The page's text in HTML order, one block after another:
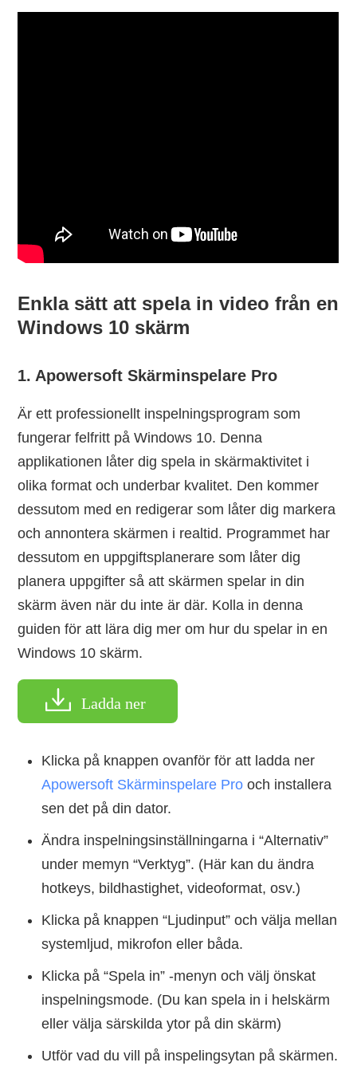
Enkla sätt att spela in video från en
Windows 10 skärm
1. Apowersoft Skärminspelare Pro
Är ett professionellt inspelningsprogram som
fungerar felfritt på Windows 10. Denna
applikationen låter dig spela in skärmaktivitet i
olika format och underbar kvalitet. Den kommer
dessutom med en redigerar som låter dig markera
och annontera skärmen i realtid. Programmet har
dessutom en uppgiftsplanerare som låter dig
planera uppgifter så att skärmen spelar in din
skärm även när du inte är där. Kolla in denna
guiden för att lära dig mer om hur du spelar in en
Windows 10 skärm.
Ladda ner
Klicka på knappen ovanför för att ladda ner
Apowersoft Skärminspelare Pro och installera
sen det på din dator.
Ändra inspelningsinställningarna i “Alternativ”
under memyn “Verktyg”. (Här kan du ändra
hotkeys, bildhastighet, videoformat, osv.)
Klicka på knappen “Ljudinput” och välja mellan
systemljud, mikrofon eller båda.
Klicka på “Spela in” -menyn och välj önskat
inspelningsmode. (Du kan spela in i helskärm
eller välja särskilda ytor på din skärm)
Utför vad du vill på inspelingsytan på skärmen.